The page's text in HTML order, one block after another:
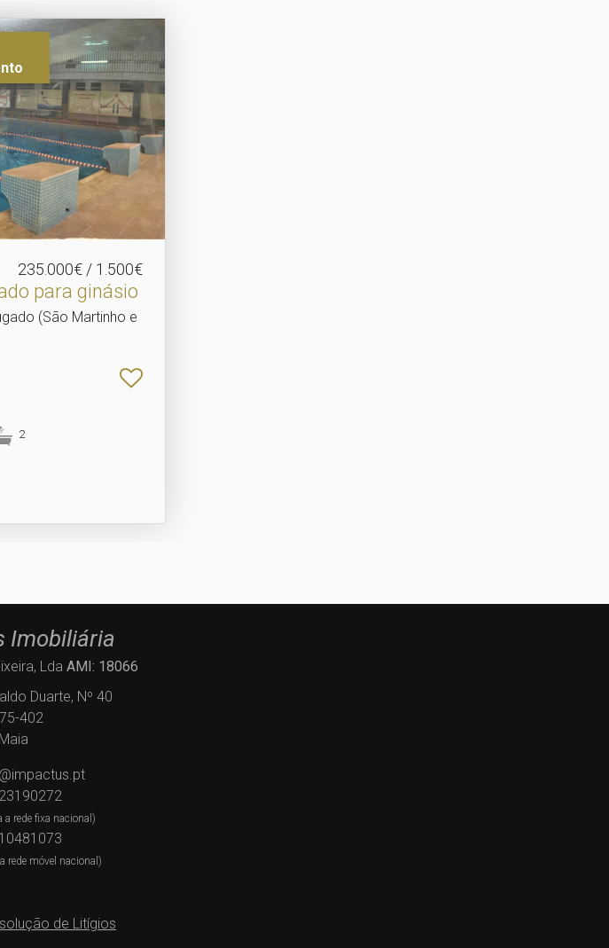
235.000€ / 1.500€
para ginásio
(São Martinho e
2
Imobiliária
Lda AMI: 18066
Duarte, Nº 40
402
Maia
a rede fixa nacional)
rede móvel nacional)
de Litígios